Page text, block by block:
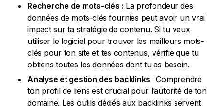
Recherche de mots-clés : La profondeur des
données de mots-clés fournies peut avoir un vrai
impact sur ta stratégie de contenu. Si tu veux
utiliser le logiciel pour trouver les meilleurs mots-
clés pour ton site et tes contenus, vérifie que tu
obtiens toutes les données dont tu as besoin.
Analyse et gestion des backlinks : Comprendre
ton profil de liens est crucial pour l’autorité de ton
domaine. Les outils dédiés aux backlinks servent